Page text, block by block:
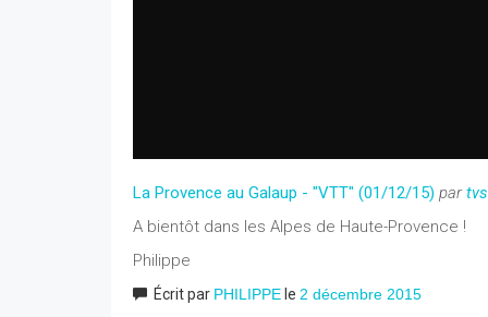
La Provence au Galaup - "VTT" (01/12/15) par
A bientôt dans les Alpes de Haute-Provence !
Philippe
Écrit par PHILIPPE le 2 décembre 2015